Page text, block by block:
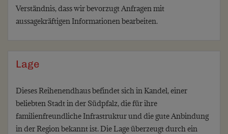
Verständnis, dass wir bevorzugt Anfragen mit
aussagekräftigen Informationen bearbeiten.
Lage
Dieses Reihenendhaus befindet sich in Kandel, einer
beliebten Stadt in der Südpfalz, die für ihre
familienfreundliche Infrastruktur und die gute Anbindung
in der Region bekannt ist. Die Lage überzeugt durch ein